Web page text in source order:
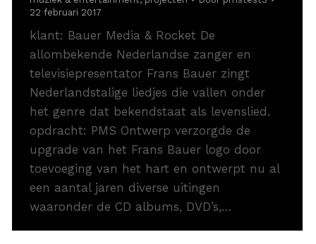
22 februari 2017
klant: Bauer Media & Rocket De
allombekende Nederlandse zanger en
televisiepresentator Frans Bauer zingt
Nederlandstalige liedjes die vallen onder
het genre dat bekendstaat als levenslied.
opdracht: PMS Ontwerp verzorgde de
upgrade van het Frans Bauer logo door
toevoeging van het hart en ontwerpt nu al
een aantal jaren diverse uitingen
waaronder de CD albums, DVD’s,…